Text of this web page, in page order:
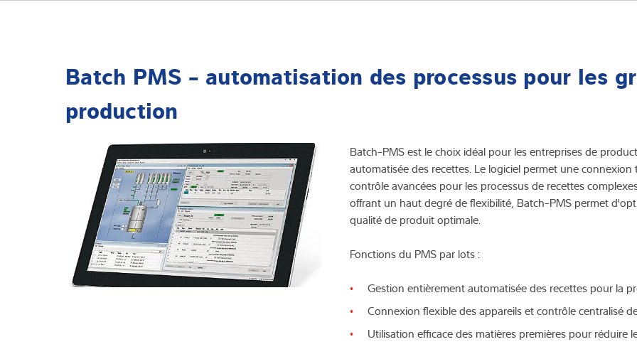
Batch PMS - automatisation des processus pour les
production
Batch-PMS est le choix idéal pour les entreprises de
automatisée des recettes. Le logiciel permet une
contrôle avancées pour les processus de recettes
offrant un haut degré de flexibilité, Batch-PMS permet
qualité de produit optimale.
Fonctions du PMS par lots :
Gestion entièrement automatisée des recettes pour la
Connexion flexible des appareils et contrôle centralisé
Utilisation efficace des matières premières pour réduire